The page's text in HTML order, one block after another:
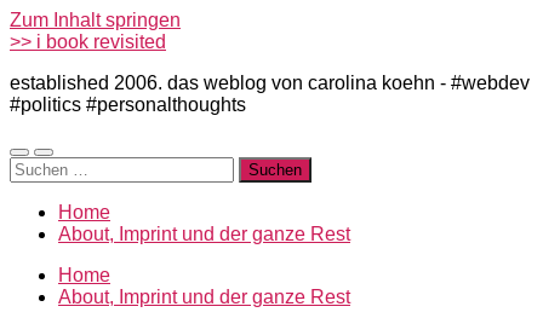
Zum Inhalt springen
>> i book revisited
established 2006. das weblog von carolina koehn - #webdev
#politics #personalthoughts
Mobile-
Menü
Suchfeld
ein-/ausblenden
Suchen
nach:
Home
About, Imprint und der ganze Rest
Home
About, Imprint und der ganze Rest